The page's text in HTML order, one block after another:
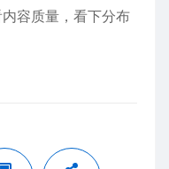
容质量，看下分布